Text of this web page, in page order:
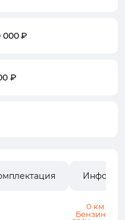
000 ₽
₽
0 км.
Бензин